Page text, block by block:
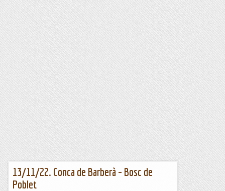
13/11/22. Conca de Barberà – Bosc de
Poblet